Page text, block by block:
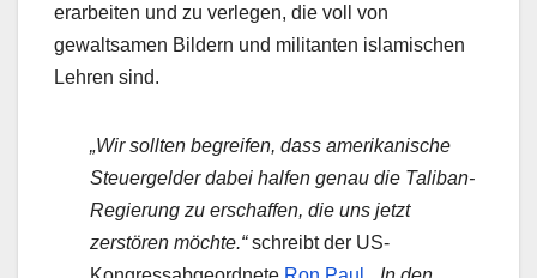
erarbeiten und zu verlegen, die voll von
gewaltsamen Bildern und militanten islamischen
Lehren sind.
„Wir sollten begreifen, dass amerikanische
Steuergelder dabei halfen genau die Taliban-
Regierung zu erschaffen, die uns jetzt
zerstören möchte.“schreibt der US-